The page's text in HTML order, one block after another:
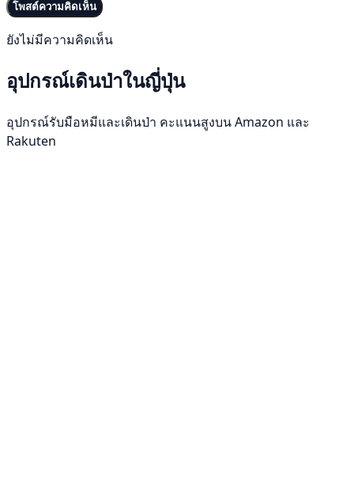
โพสต์ความคิดเห็น
ยังไม่มีความคิดเห็น
อุปกรณ์เดินป่าในญี่ปุ่น
อุปกรณ์รับมือหมีและเดินป่า คะแนนสูงบน Amazon และ
Rakuten